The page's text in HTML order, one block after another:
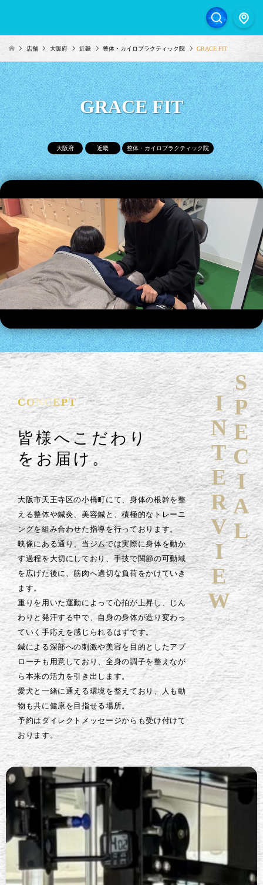
店舗 大阪府 近畿 整体・カイロプラクティック院 GRACE FIT
GRACE FIT
大阪府 近畿 整体・カイロプラクティック院
CONCEPT
皆様へこだわり
をお届け。
大阪市天王寺区の小橋町にて、身体の根幹を整
える整体や鍼灸、美容鍼と、積極的なトレーニ
ングを組み合わせた指導を行っております。
映像にある通り、当ジムでは実際に身体を動か
す過程を大切にしており、手技で関節の可動域
を広げた後に、筋肉へ適切な負荷をかけていき
ます。
重りを用いた運動によって心拍が上昇し、じん
わりと発汗する中で、自身の身体が造り変わっ
ていく手応えを感じられるはずです。
鍼による深部への刺激や美容を目的としたアプ
ローチも用意しており、全身の調子を整えなが
ら本来の活力を引き出します。
愛犬と一緒に通える環境を整えており、人も動
物も共に健康を目指せる場所。
予約はダイレクトメッセージからも受け付けて
おります。
SPECIAL
INTERVIEW